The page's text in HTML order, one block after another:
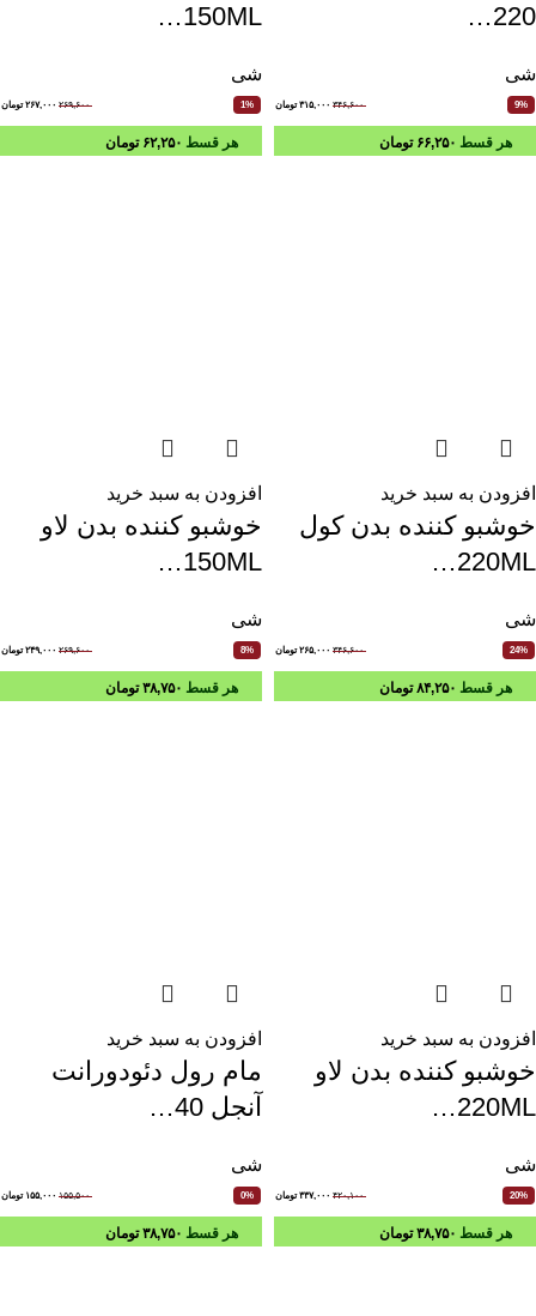
220…
شی
9% ۳۴۶,۶۰۰ ۳۱۵,۰۰۰ تومان
150ML…
شی
1% ۲۶۹,۶۰۰ ۲۶۷,۰۰۰ تومان
هر قسط ۶۶,۲۵۰ تومان
افزودن به سبد خرید
خوشبو کننده بدن کول
220ML…
شی
24% ۳۴۶,۶۰۰ ۲۶۵,۰۰۰ تومان
هر قسط ۶۲,۲۵۰ تومان
افزودن به سبد خرید
خوشبو کننده بدن لاو
150ML…
شی
8% ۲۶۹,۶۰۰ ۲۴۹,۰۰۰ تومان
هر قسط ۸۴,۲۵۰ تومان
افزودن به سبد خرید
خوشبو کننده بدن لاو
220ML…
شی
20% ۴۲۰,۱۰۰ ۳۳۷,۰۰۰ تومان
هر قسط ۳۸,۷۵۰ تومان
افزودن به سبد خرید
مام رول دئودورانت
آنجل 40…
شی
0% ۱۵۵,۵۰۰ ۱۵۵,۰۰۰ تومان
هر قسط ۳۸,۷۵۰ تومان هر قسط ۳۸,۷۵۰ تومان